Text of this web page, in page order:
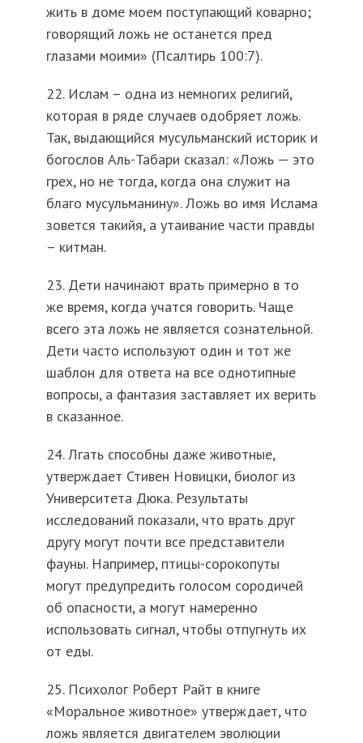
жить в доме моем поступающий коварно;
говорящий ложь не останется пред
глазами моими» (Псалтирь 100:7).
22. Ислам – одна из немногих религий,
которая в ряде случаев одобряет ложь.
Так, выдающийся мусульманский историк и
богослов Аль-Табари сказал: «Ложь — это
грех, но не тогда, когда она служит на
благо мусульманину». Ложь во имя Ислама
зовется такийя, а утаивание части правды
– китман.
23. Дети начинают врать примерно в то
же время, когда учатся говорить. Чаще
всего эта ложь не является сознательной.
Дети часто используют один и тот же
шаблон для ответа на все однотипные
вопросы, а фантазия заставляет их верить
в сказанное.
24. Лгать способны даже животные,
утверждает Стивен Новицки, биолог из
Университета Дюка. Результаты
исследований показали, что врать друг
другу могут почти все представители
фауны. Например, птицы-сорокопуты
могут предупредить голосом сородичей
об опасности, а могут намеренно
использовать сигнал, чтобы отпугнуть их
от еды.
25. Психолог Роберт Райт в книге
«Моральное животное» утверждает, что
ложь является двигателем эволюции